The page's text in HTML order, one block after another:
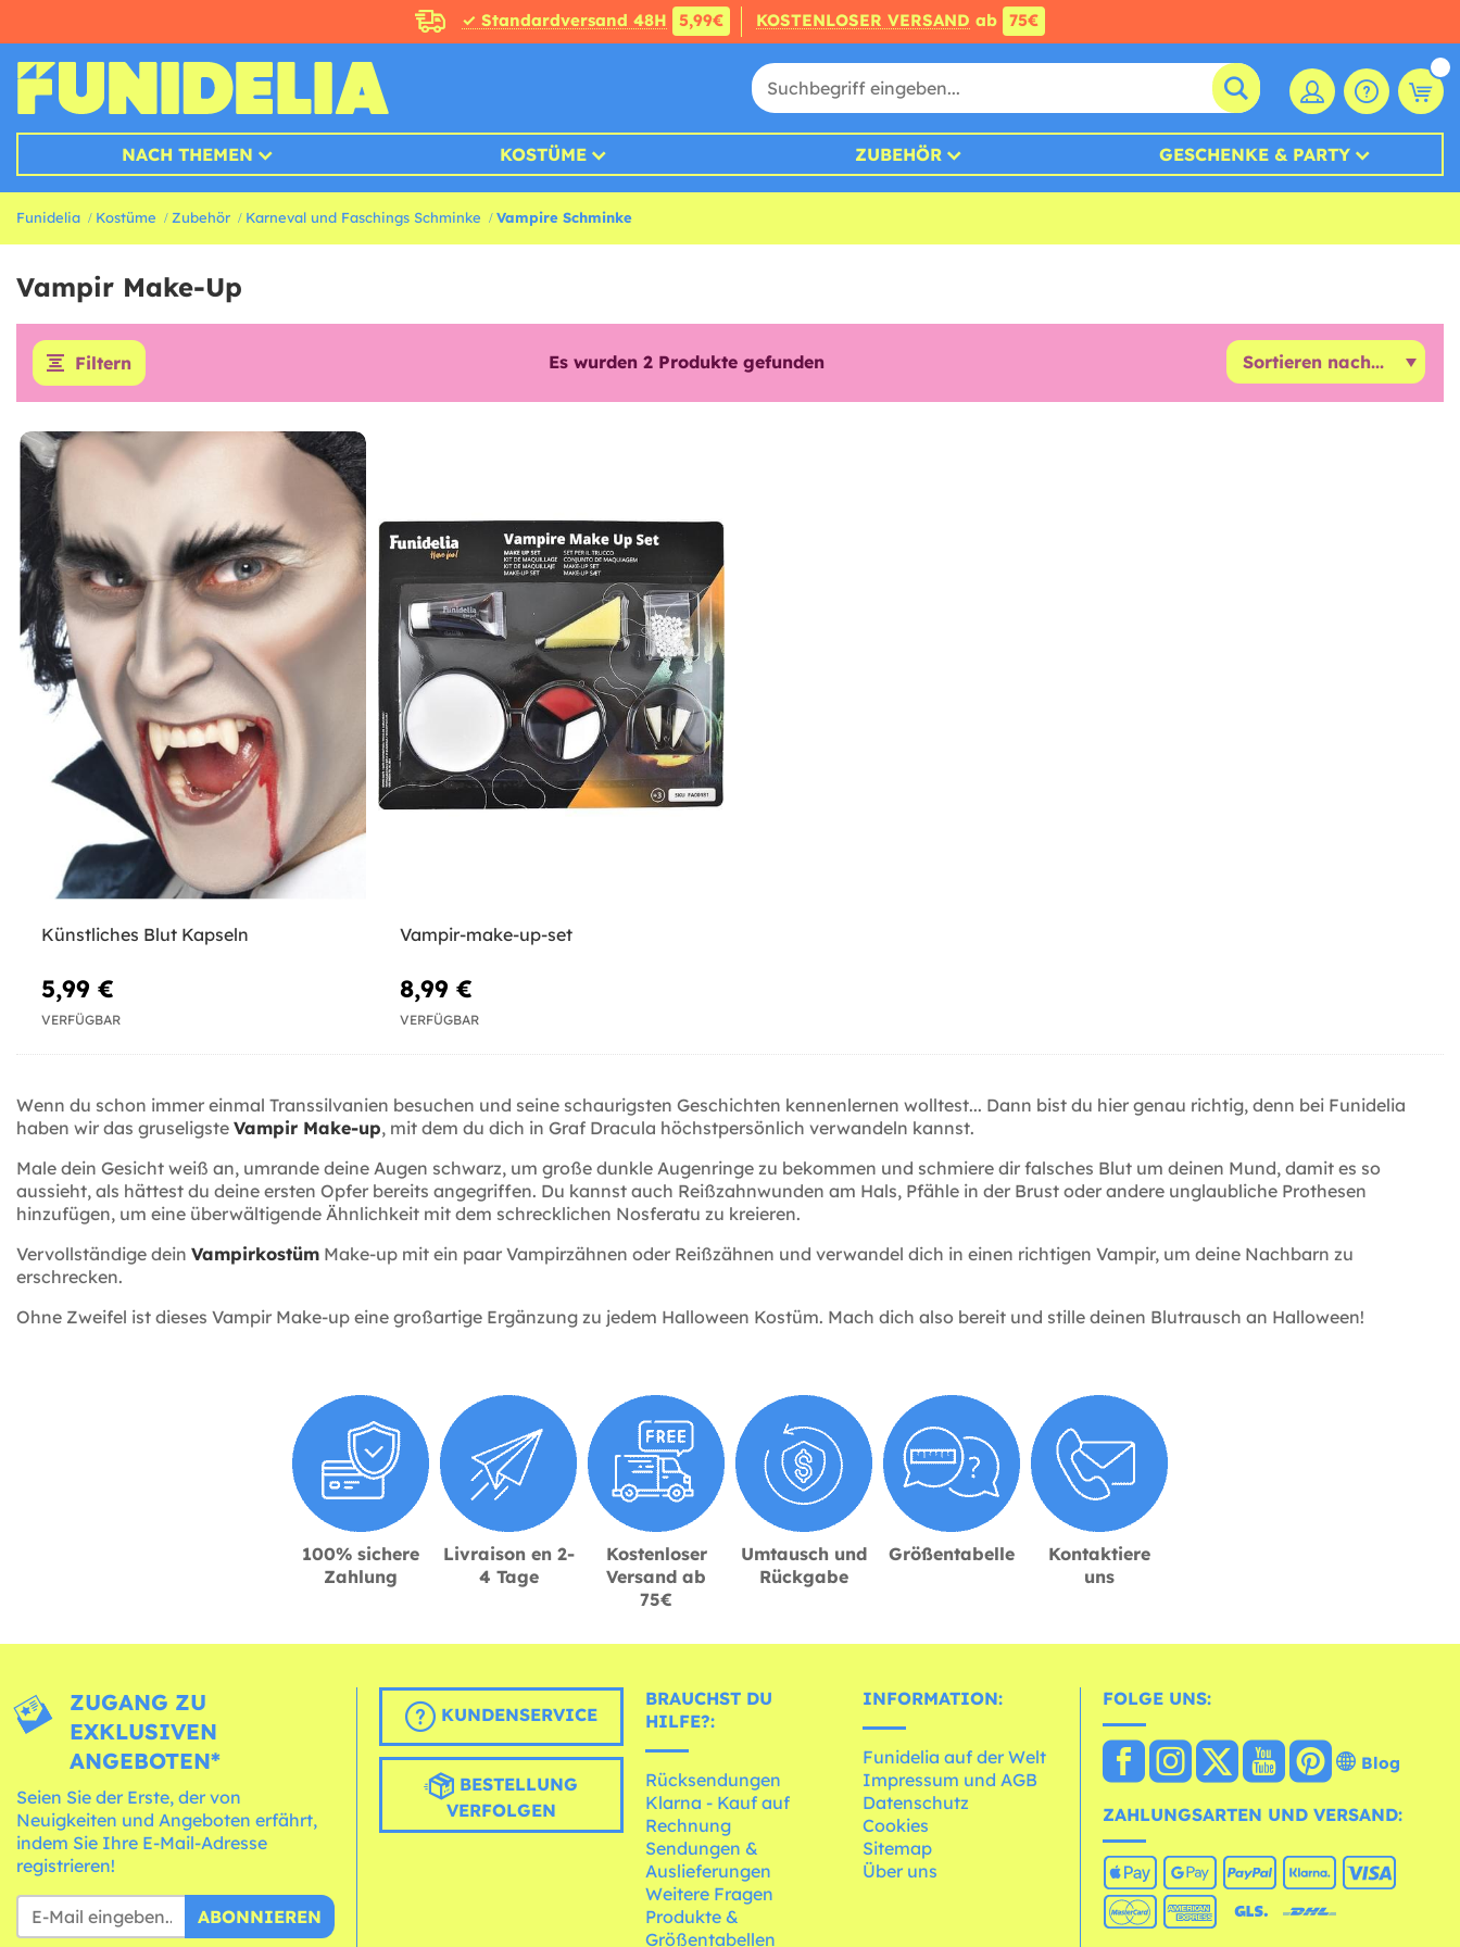
✓ Standardversand 48H 5,99€ KOSTENLOSER VERSAND ab 75€
NACH THEMEN KOSTÜME ZUBEHÖR GESCHENKE & PARTY
Funidelia Kostüme Zubehör Karneval und Faschings Schminke Vampire Schminke
Vampir Make-Up
Filtern Es wurden 2Produkte gefunden
Künstliches Blut Kapseln
5,99 €
VERFÜGBAR
Vampir-make-up-set
8,99 €
VERFÜGBAR
Wenn du schon immer einmal Transsilvanien besuchen und seine schaurigsten Geschichten kennenlernen wolltest... Dann bist du hier genau richtig, denn bei Funidelia
haben wir das gruseligste Vampir Make-up, mit dem du dich in Graf Dracula höchstpersönlich verwandeln kannst.
Male dein Gesicht weiß an, umrande deine Augen schwarz, um große dunkle Augenringe zu bekommen und schmiere dir falsches Blut um deinen Mund, damit es so
aussieht, als hättest du deine ersten Opfer bereits angegriffen. Du kannst auch Reißzahnwunden am Hals, Pfähle in der Brust oder andere unglaubliche Prothesen
hinzufügen, um eine überwältigende Ähnlichkeit mit dem schrecklichen Nosferatu zu kreieren.
Vervollständige dein Vampirkostüm Make-up mit ein paar Vampirzähnen oder Reißzähnen und verwandel dich in einen richtigen Vampir, um deine Nachbarn zu
erschrecken.
Ohne Zweifel ist dieses Vampir Make-up eine großartige Ergänzung zu jedem Halloween Kostüm. Mach dich also bereit und stille deinen Blutrausch an Halloween!
100% sichere
Zahlung
Livraison en 2-
4 Tage
Kostenloser
Versand ab
75€
Umtausch und
Rückgabe
Größentabelle
Kontaktiere
uns
ZUGANG ZU
EXKLUSIVEN
ANGEBOTEN*
Seien Sie der Erste, der von
Neuigkeiten und Angeboten erfährt,
indem Sie Ihre E-Mail-Adresse
registrieren!
ABONNIEREN
KUNDENSERVICE
BESTELLUNG
VERFOLGEN
BRAUCHST DU
HILFE?:
Rücksendungen
Klarna - Kauf auf
Rechnung
Sendungen &
Auslieferungen
Weitere Fragen
Produkte &
Größentabellen
INFORMATION:
Funidelia auf der Welt
Impressum und AGB
Datenschutz
Cookies
Sitemap
Über uns
FOLGE UNS:
Blog
ZAHLUNGSARTEN UND VERSAND: